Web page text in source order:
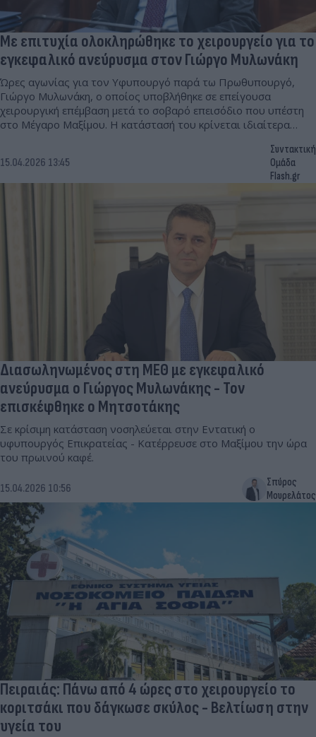
Με επιτυχία ολοκληρώθηκε το χειρουργείο για το
εγκεφαλικό ανεύρυσμα στον Γιώργο Μυλωνάκη
Ώρες αγωνίας για τον Υφυπουργό παρά τω Πρωθυπουργό,
Γιώργο Μυλωνάκη, ο οποίος υποβλήθηκε σε επείγουσα
χειρουργική επέμβαση μετά το σοβαρό επεισόδιο που υπέστη
στο Μέγαρο Μαξίμου. Η κατάστασή του κρίνεται ιδιαίτερα
15.04.2026 13:45
Συντακτική
Ομάδα
Flash.gr
Διασωληνωμένος στη ΜΕΘ με εγκεφαλικό
ανεύρυσμα ο Γιώργος Μυλωνάκης - Τον
επισκέφθηκε ο Μητσοτάκης
Σε κρίσιμη κατάσταση νοσηλεύεται στην Εντατική ο
υφυπουργός Επικρατείας - Κατέρρευσε στο Μαξίμου την ώρα
του πρωινού καφέ.
15.04.2026 10:56
Σπύρος
Μουρελάτος
Πειραιάς: Πάνω από 4 ώρες στο χειρουργείο το
κοριτσάκι που δάγκωσε σκύλος - Βελτίωση στην
υγεία του